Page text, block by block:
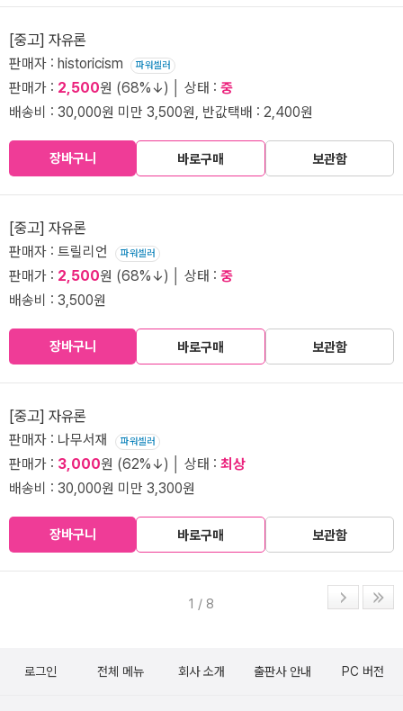
[중고] 자유론
판매자 : historicism 파워셀러
판매가 : 2,500원 (68%↓) │ 상태 : 중
배송비 : 30,000원 미만 3,500원, 반값택배 : 2,400원
장바구니 바로구매 보관함
[중고] 자유론
판매자 : 트릴리언 파워셀러
판매가 : 2,500원 (68%↓) │ 상태 : 중
배송비 : 3,500원
장바구니 바로구매 보관함
[중고] 자유론
판매자 : 나무서재 파워셀러
판매가 : 3,000원 (62%↓) │ 상태 : 최상
배송비 : 30,000원 미만 3,300원
장바구니 바로구매 보관함
1 / 8
로그인 전체 메뉴 회사 소개 출판사 안내 PC 버전